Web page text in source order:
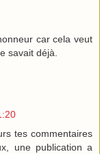
car cela veut
savait déjà.
tes commentaires
une publication a